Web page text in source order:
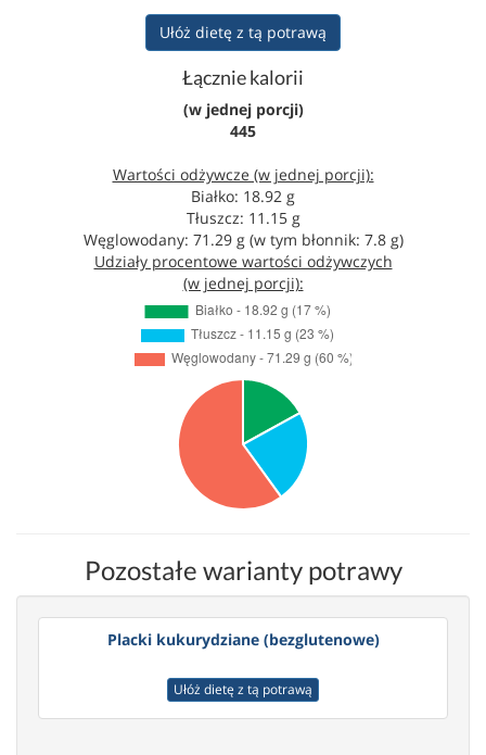
Ułóż dietę z tą potrawą
Łącznie kalorii
(w jednej porcji)
445
Wartości odżywcze (w jednej porcji):
Białko: 18.92 g
Tłuszcz: 11.15 g
Węglowodany: 71.29 g (w tym błonnik: 7.8 g)
Udziały procentowe wartości odżywczych
(w jednej porcji):
Pozostałe warianty potrawy
Placki kukurydziane (bezglutenowe)
Ułóż dietę z tą potrawą